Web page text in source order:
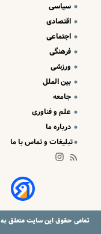
سیاسی
اقتصادی
اجتماعی
فرهنگی
ورزشی
بین الملل
جامعه
علم و فناوری
درباره ما
تبلیغات و تماس با ما
تمامی حقوق این سایت متعلق